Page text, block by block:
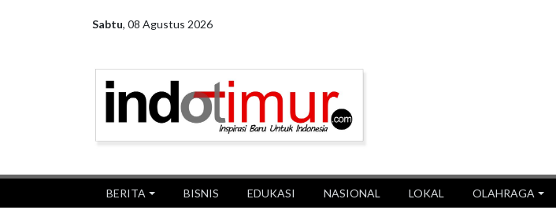
Sabtu, 08 Agustus 2026
BERITA BISNIS EDUKASI NASIONAL LOKAL OLAHRAGA